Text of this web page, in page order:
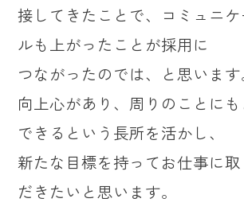
接してきたことで、コミュニ
ルも上がったことが採用に
つながったのでは、と思います
向上心があり、周りのことに
できるという長所を活かし、
新たな目標を持ってお仕事に
だきたいと思います。